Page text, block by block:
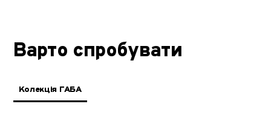
Варто спробувати
Колекція ГАБА